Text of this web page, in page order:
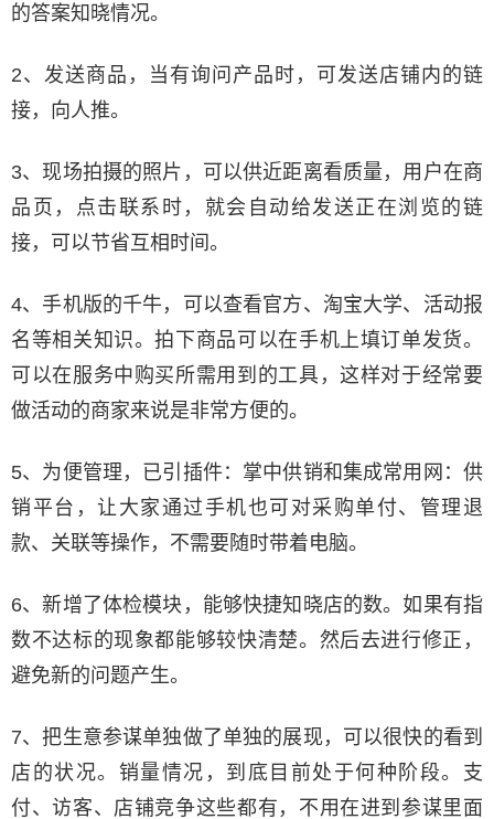
的答案知晓情况。
2、发送商品，当有询问产品时，可发送店铺内的链
接，向人推。
3、现场拍摄的照片，可以供近距离看质量，用户在商
品页，点击联系时，就会自动给发送正在浏览的链
接，可以节省互相时间。
4、手机版的千牛，可以查看官方、淘宝大学、活动报
名等相关知识。拍下商品可以在手机上填订单发货。
可以在服务中购买所需用到的工具，这样对于经常要
做活动的商家来说是非常方便的。
5、为便管理，已引插件：掌中供销和集成常用网：供
销平台，让大家通过手机也可对采购单付、管理退
款、关联等操作，不需要随时带着电脑。
6、新增了体检模块，能够快捷知晓店的数。如果有指
数不达标的现象都能够较快清楚。然后去进行修正，
避免新的问题产生。
7、把生意参谋单独做了单独的展现，可以很快的看到
店的状况。销量情况，到底目前处于何种阶段。支
付、访客、店铺竞争这些都有，不用在进到参谋里面